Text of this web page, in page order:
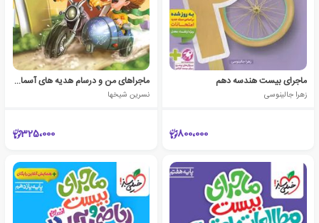
ماجرای بیست هندسه دهم
زهرا جالینوسی
800،000
ماجراهای من و درسام هدیه های آسمان پنجم دبستان
نسرین شیخها
325،000